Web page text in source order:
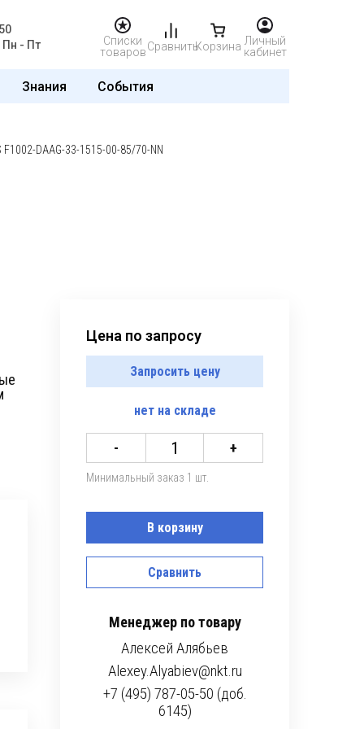
Пн - Пт
Списки
товаровСравнитьКорзина Личный
кабинет
Знания События
F1002-DAAG-33-1515-00-85/70-NN
Цена по запросу
Запросить цену
нет на складе
- +
Минимальный заказ 1 шт.
В корзину
Сравнить
Менеджер по товару
Алексей Алябьев
Alexey.Alyabiev@nkt.ru
+7 (495) 787-05-50 (доб.
6145)